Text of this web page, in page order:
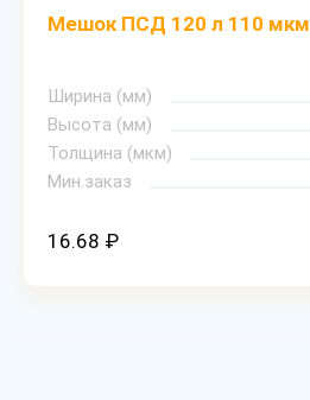
Мешок ПСД 120 л 110 мкм
Ширина (мм)
Высота (мм)
Толщина (мкм)
Мин.заказ
16.68 ₽